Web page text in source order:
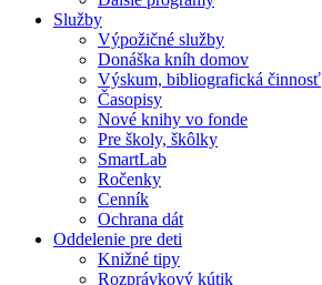
Služby
Výpožičné služby
Donáška kníh domov
Výskum, bibliografická činnosť
Časopisy
Nové knihy vo fonde
Pre školy, škôlky
SmartLab
Ročenky
Cenník
Ochrana dát
Oddelenie pre deti
Knižné tipy
Rozprávkový kútik